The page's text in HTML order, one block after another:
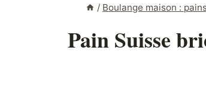
/ Boulange maison :
Pain Suisse